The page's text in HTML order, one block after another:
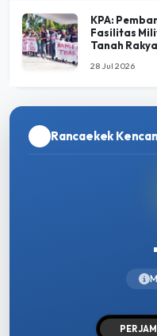
KPA:
Fasilitas
Tanah
28 Jul 2026
Rancaekek
PER JAM